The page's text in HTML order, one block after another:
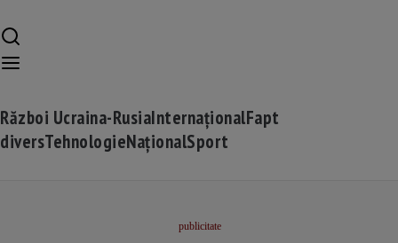
Război Ucraina-RusiaInternaționalFapt
diversTehnologieNaționalSport